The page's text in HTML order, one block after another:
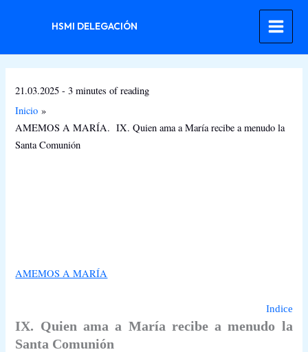
HSMI DELEGACIÓN
21.03.2025-3 minutes of reading
Inicio
AMEMOS A MARÍA. IX. Quien ama a María recibe a menudo la
Santa Comunión
AMEMOS A MARÍA
Indice
IX. Quien ama a María recibe a menudo la
Santa Comunión